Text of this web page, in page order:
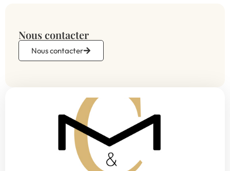
Nous contacter
Nous contacter